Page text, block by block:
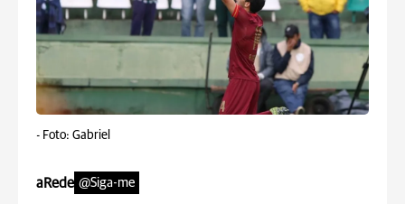
- Foto: Gabriel
aRede @Siga-me